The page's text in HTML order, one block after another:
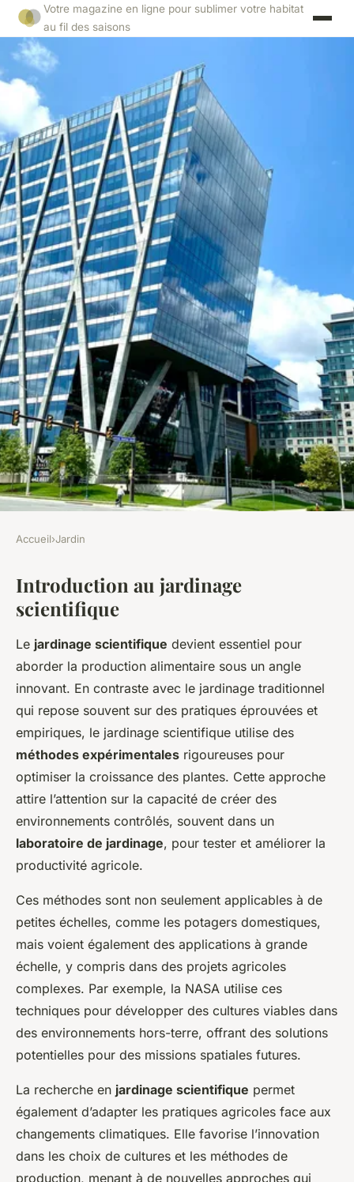
Votre magazine en ligne pour sublimer votre habitat
au fil des saisons
Comment faire de votre jardin
un laboratoire comme celui de
la NASA
Léana 20 décembre 2024 6 min de lecture
Accueil›Jardin
Introduction au jardinage
scientifique
Le jardinage scientifique devient essentiel pour
aborder la production alimentaire sous un angle
innovant. En contraste avec le jardinage traditionnel
qui repose souvent sur des pratiques éprouvées et
empiriques, le jardinage scientifique utilise des
méthodes expérimentales rigoureuses pour
optimiser la croissance des plantes. Cette approche
attire l’attention sur la capacité de créer des
environnements contrôlés, souvent dans un
laboratoire de jardinage, pour tester et améliorer la
productivité agricole.
Ces méthodes sont non seulement applicables à de
petites échelles, comme les potagers domestiques,
mais voient également des applications à grande
échelle, y compris dans des projets agricoles
complexes. Par exemple, la NASA utilise ces
techniques pour développer des cultures viables dans
des environnements hors-terre, offrant des solutions
potentielles pour des missions spatiales futures.
La recherche en jardinage scientifique permet
également d’adapter les pratiques agricoles face aux
changements climatiques. Elle favorise l’innovation
dans les choix de cultures et les méthodes de
production, menant à de nouvelles approches qui